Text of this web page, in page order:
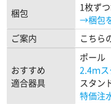
梱包
1枚ず
→梱包
ご案内
こちら
おすすめ
適合器具
ポール
2.4ｍス
スタン
特価注